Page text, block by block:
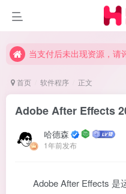
当支付后未出现资源，请
当支付后未出现资源，请
当支付后未出现资源，请
首页 软件程序 正文
Adobe After Effects
哈德森
1年前发布
Adobe After Effects 是